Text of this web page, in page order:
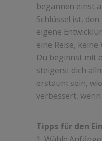
begannen einst
Schlüssel ist,
eigene
eine Reise,
Du beginnst mit
steigerst dich
erstaunt sein,
verbessert,
Tipps für den